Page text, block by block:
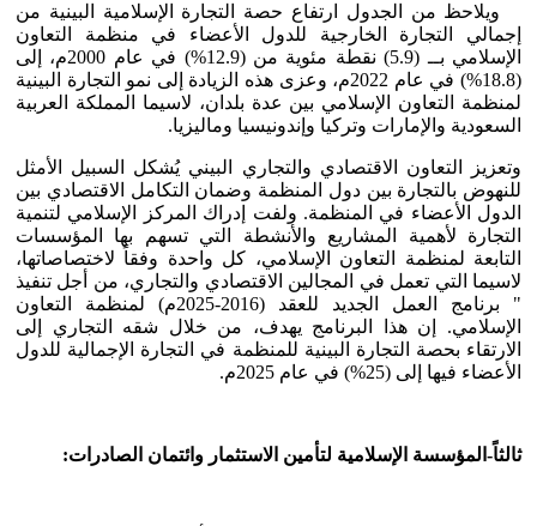
ويلاحظ من الجدول ارتفاع حصة التجارة الإسلامية البينية من
إجمالي التجارة الخارجية للدول الأعضاء في منظمة التعاون
الإسلامي بــ (5.9) نقطة مئوية من (12.9%) في عام 2000م، إلى
(18.8%) في عام 2022م، وعزى هذه الزيادة إلى نمو التجارة البينية
لمنظمة التعاون الإسلامي بين عدة بلدان، لاسيما المملكة العربية
السعودية والإمارات وتركيا وإندونيسيا وماليزيا.
وتعزيز التعاون الاقتصادي والتجاري البيني يُشكل السبيل الأمثل
للنهوض بالتجارة بين دول المنظمة وضمان التكامل الاقتصادي بين
الدول الأعضاء في المنظمة. ولفت إدراك المركز الإسلامي لتنمية
التجارة لأهمية المشاريع والأنشطة التي تسهم بها المؤسسات
التابعة لمنظمة التعاون الإسلامي، كل واحدة وفقاً لاختصاصاتها،
لاسيما التي تعمل في المجالين الاقتصادي والتجاري، من أجل تنفيذ
" برنامج العمل الجديد للعقد (2016-2025م) لمنظمة التعاون
الإسلامي. إن هذا البرنامج يهدف، من خلال شقه التجاري إلى
الارتقاء بحصة التجارة البينية للمنظمة في التجارة الإجمالية للدول
الأعضاء فيها إلى (25%) في عام 2025م.
ثالثاً-المؤسسة الإسلامية لتأمين الاستثمار وائتمان الصادرات: